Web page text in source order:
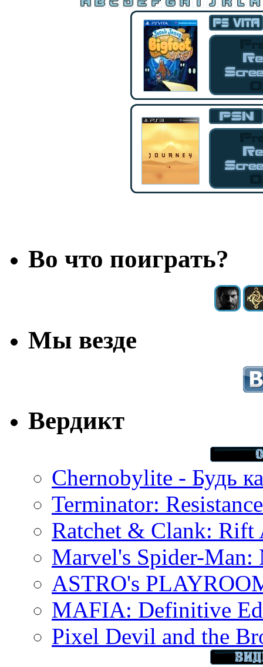
Во что поиграть?
Мы везде
Вердикт
Chernobylite - Будь
Terminator:
Ratchet & Clank: Rift
Marvel's Spider-Man:
ASTRO's
MAFIA: Definitive
Pixel Devil and the